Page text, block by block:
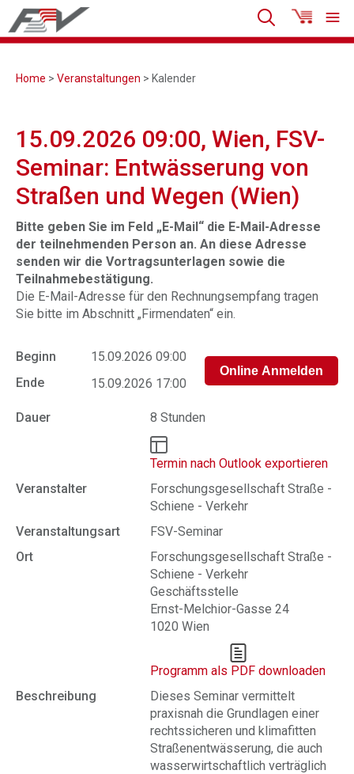
Home > Veranstaltungen > Kalender
15.09.2026 09:00, Wien, FSV-
Seminar: Entwässerung von
Straßen und Wegen (Wien)
Bitte geben Sie im Feld „E-Mail“ die E-Mail-Adresse
der teilnehmenden Person an. An diese Adresse
senden wir die Vortragsunterlagen sowie die
Teilnahmebestätigung.
Die E-Mail-Adresse für den Rechnungsempfang tragen
Sie bitte im Abschnitt „Firmendaten“ ein.
Beginn
15.09.2026 09:00
Ende
15.09.2026 17:00
Dauer 8 Stunden
Termin nach Outlook exportieren
Veranstalter
Forschungsgesellschaft Straße -
Schiene - Verkehr
Veranstaltungsart
FSV-Seminar
Ort
Forschungsgesellschaft Straße -
Schiene - Verkehr
Geschäftsstelle
Ernst-Melchior-Gasse 24
1020 Wien
Programm als PDF downloaden
Beschreibung
Dieses Seminar vermittelt
praxisnah die Grundlagen einer
rechtssicheren und klimafitten
Straßenentwässerung, die auch
wasserwirtschaftlich verträglich